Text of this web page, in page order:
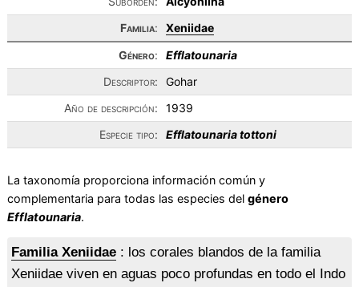
Familia:
Xeniidae
Género:
Efflatounaria
Descriptor:
Gohar
Año de descripción:
1939
Especie tipo:
Efflatounaria tottoni
La taxonomía proporciona información común y
complementaria para todas las especies del género
Efflatounaria.
Familia Xeniidae: los corales blandos de la familia
Xeniidae viven en aguas poco profundas en todo el Indo